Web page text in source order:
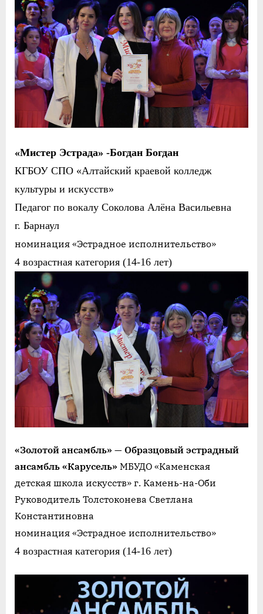
«Мистер Эстрада» -Богдан Богдан
КГБОУ СПО «Алтайский краевой колледж
культуры и искусств»
Педагог по вокалу Соколова Алёна Васильевна
г. Барнаул
номинация «Эстрадное исполнительство»
4 возрастная категория (14-16 лет)
«Золотой ансамбль» — Образцовый эстрадный
ансамбль «Карусель» МБУДО «Каменская
детская школа искусств» г. Камень-на-Оби
Руководитель Толстоконева Светлана
Константиновна
номинация «Эстрадное исполнительство»
4 возрастная категория (14-16 лет)